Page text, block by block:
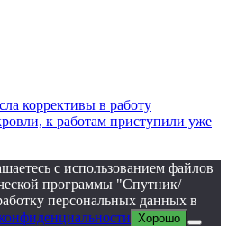
коррективы в работу
к работам приступили уже
с использованием файлов
программы "Спутник/
персональных данных в
Хорошо